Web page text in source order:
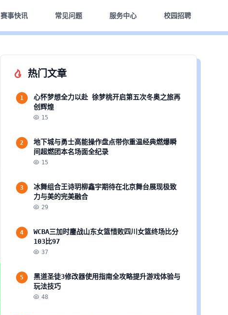
赛事快讯 常见问题 服务中心 校园招聘
热门文章
1
心怀梦想全力以赴 徐梦桃开启第五次冬奥之旅再
创辉煌
15
2
地下城与勇士高能操作盘点带你重温经典燃爆瞬
间超燃团本名场面全纪录
15
3
冰舞组合王诗玥柳鑫宇期待在北京舞台展现极致
力与美的完美融合
29
4
WCBA三加时鏖战山东女篮惜败四川女篮终场比分
103比97
37
5
黑道圣徒3修改器使用指南全攻略提升游戏体验与
玩法技巧
48